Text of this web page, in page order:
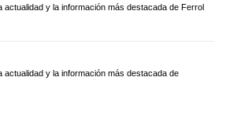
actualidad y la información más destacada de Ferrol
actualidad y la información más destacada de